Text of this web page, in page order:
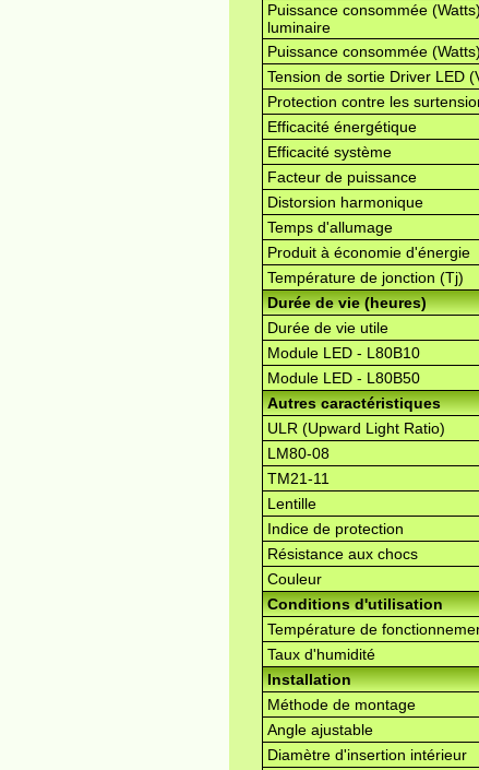
Puissance consommée (Watts)
luminaire
Puissance consommée
Tension de sortie Driver LED
Protection contre les
Efficacité énergétique
Efficacité système
Facteur de puissance
Distorsion harmonique
Temps d'allumage
Produit à économie d'énergie
Température de jonction (Tj)
Durée de vie (heures)
Durée de vie utile
Module LED - L80B10
Module LED - L80B50
Autres caractéristiques
ULR (Upward Light Ratio)
LM80-08
TM21-11
Lentille
Indice de protection
Résistance aux chocs
Couleur
Conditions d'utilisation
Température de
Taux d'humidité
Installation
Méthode de montage
Angle ajustable
Diamètre d'insertion intérieur